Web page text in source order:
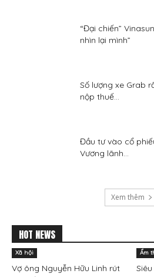
“Đại chiến”
nhìn lại mình”
Số lượng xe Grab
nộp thuế...
Đầu tư vào cổ
Vương lãnh...
Xem thêm
HOT NEWS
Xã hội
Vợ ông Nguyễn Hữu Linh rút
Ẩm